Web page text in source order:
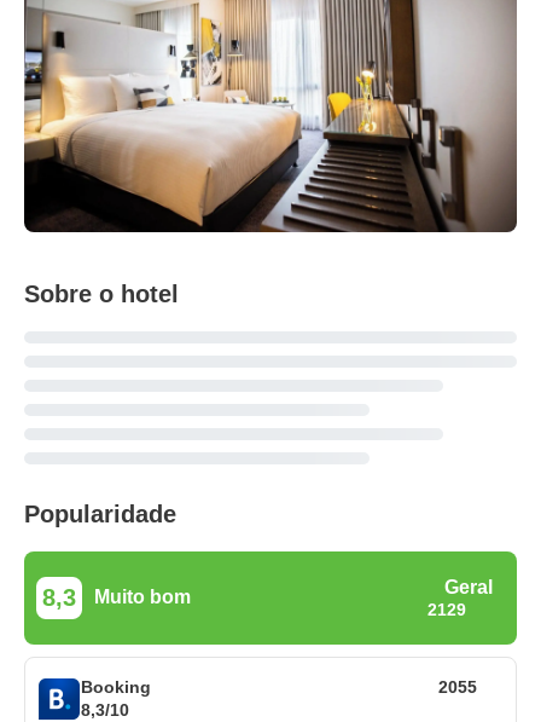
Sobre o hotel
Popularidade
8,3 Muito bom Geral
2129
Booking
8,3/10
2055